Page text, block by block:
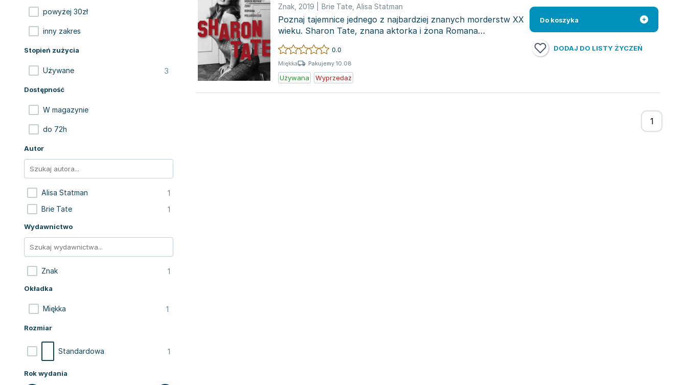
powyżej 30zł
inny zakres
Stopień zużycia
Używane 3
Dostępność
W magazynie
do 72h
Autor
Alisa Statman 1
Brie Tate 1
Wydawnictwo
Znak 1
Okładka
Miękka 1
Rozmiar
Standardowa 1
Rok wydania
Znak 2019 Brie Tate Alisa Statman
Poznaj tajemnice jednego z najbardziej znanych morderstw XX
wieku. Sharon Tate, znana aktorka i żona Romana
Polańskiego, cieszyła...
0.0
Miękka Pakujemy 10.08
Używana Wyprzedaż
Do koszyka
DODAJ DO LISTY ŻYCZEŃ